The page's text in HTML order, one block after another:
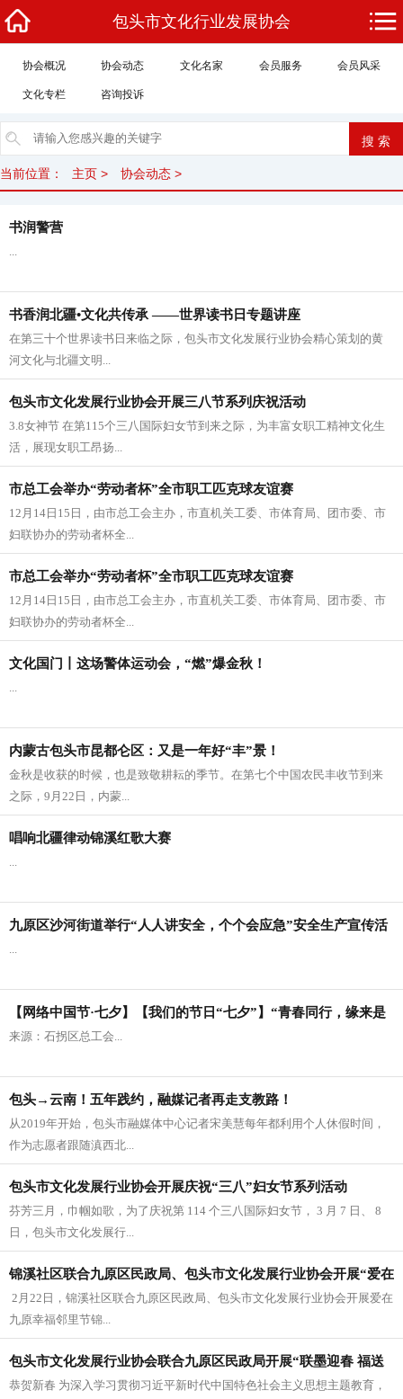
包头市文化行业发展协会
协会概况 协会动态 文化名家 会员服务 会员风采
文化专栏 咨询投诉
当前位置： 主页 > 协会动态 >
书润警营
...
书香润北疆•文化共传承 ——世界读书日专题讲座
​在第三十个世界读书日来临之际，包头市文化发展行业协会精心策划的黄
河文化与北疆文明...
包头市文化发展行业协会开展三八节系列庆祝活动
​3.8女神节 在第115个三八国际妇女节到来之际，为丰富女职工精神文化生
活，展现女职工昂扬...
市总工会举办“劳动者杯”全市职工匹克球友谊赛
12月14日15日，由市总工会主办，市直机关工委、市体育局、团市委、市
妇联协办的劳动者杯全...
市总工会举办“劳动者杯”全市职工匹克球友谊赛
12月14日15日，由市总工会主办，市直机关工委、市体育局、团市委、市
妇联协办的劳动者杯全...
文化国门丨这场警体运动会，“燃”爆金秋！
...
内蒙古包头市昆都仑区：又是一年好“丰”景！
金秋是收获的时候，也是致敬耕耘的季节。在第七个中国农民丰收节到来
之际，9月22日，内蒙...
唱响北疆律动锦溪红歌大赛
...
九原区沙河街道举行“人人讲安全，个个会应急”安全生产宣传活
动
...
【网络中国节·七夕】【我们的节日“七夕”】“青春同行，缘来是
你”
​来源：石拐区总工会...
包头→云南！五年践约，融媒记者再走支教路！
从2019年开始，包头市融媒体中心记者宋美慧每年都利用个人休假时间，
作为志愿者跟随滇西北...
包头市文化发展行业协会开展庆祝“三八”妇女节系列活动
芬芳三月，巾帼如歌，为了庆祝第 114 个三八国际妇女节， 3 月 7 日、 8
日，包头市文化发展行...
锦溪社区联合九原区民政局、包头市文化发展行业协会开展“爱在
九原
​ 2月22日，锦溪社区联合九原区民政局、包头市文化发展行业协会开展爱在
九原幸福邻里节锦...
包头市文化发展行业协会联合九原区民政局开展“联墨迎春 福送
万家”
恭贺新春 为深入学习贯彻习近平新时代中国特色社会主义思想主题教育，